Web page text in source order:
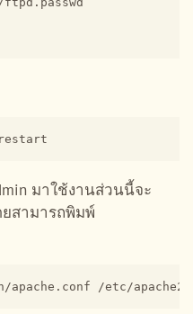
มาใช้งานส่วนนี้จะ
สามารถพิมพ์
apache.conf /etc/apache2/